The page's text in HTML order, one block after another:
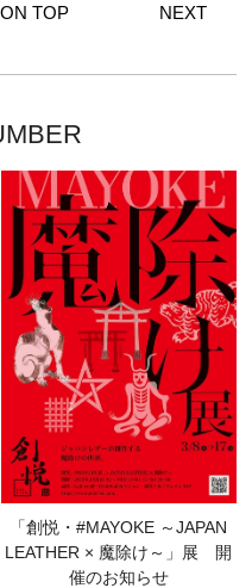
TOP NEXT
「創悦・#MAYOKE ～JAPAN
LEATHER × 魔除け～」展 開
催のお知らせ